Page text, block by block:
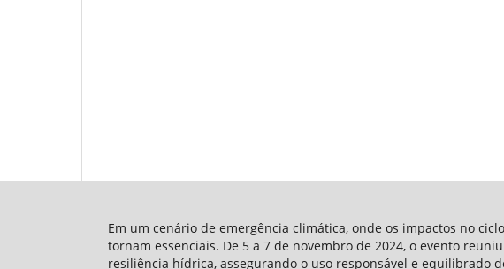
Em um cenário de emergência climática, onde os impactos no
tornam essenciais. De 5 a 7 de novembro de 2024, o evento
resiliência hídrica, assegurando o uso responsável e equilibrado